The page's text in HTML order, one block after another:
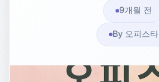
9개월 전
By 오피스타